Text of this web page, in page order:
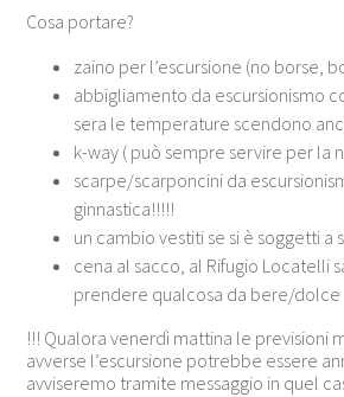
Cosa portare?
zaino per l’escursione (no borse,
abbigliamento da escursionismo
sera le temperature scendono
k-way ( può sempre servire per la
scarpe/scarponcini da
ginnastica!!!!!
un cambio vestiti se si è soggetti a
cena al sacco, al Rifugio Locatelli
prendere qualcosa da bere/dolce
!!! Qualora venerdì mattina le previsioni
avverse l’escursione potrebbe essere
avviseremo tramite messaggio in quel